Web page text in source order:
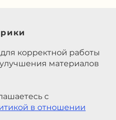
корректной работы
материалов
с
в отношении